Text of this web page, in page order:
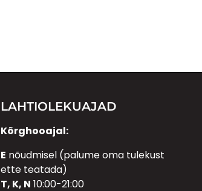
LAHTIOLEKUAJAD
Kõrghooajal:
E nõudmisel (palume oma tulekust
ette teatada)
T, K, N 10:00-21:00